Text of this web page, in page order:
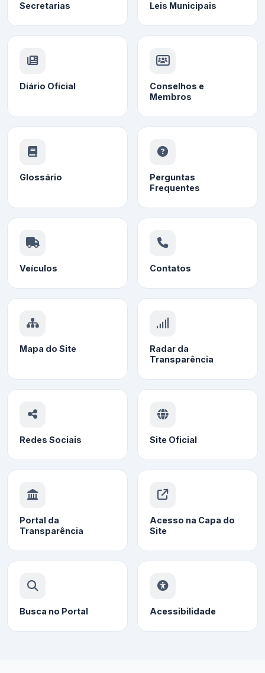
Secretarias Leis Municipais
Diário Oficial
Conselhos e
Membros
Glossário
Perguntas
Frequentes
Veículos Contatos
Mapa do Site
Radar da
Transparência
Redes Sociais Site Oficial
Portal da
Transparência
Acesso na Capa do
Site
Busca no Portal Acessibilidade